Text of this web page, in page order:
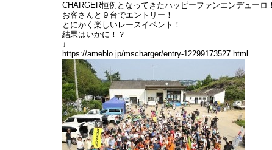
CHARGER恒例となってきたハッピーファンエンデューロ！
お客さんと９台でエントリー！
とにかく楽しいレースイベント！
結果はいかに！？
↓
https://ameblo.jp/mscharger/entry-12299173527.html